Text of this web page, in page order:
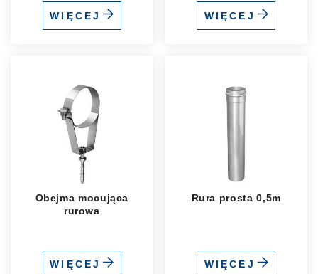
WIĘCEJ WIĘCEJ
Obejma mocująca
rurowa
WIĘCEJ
Rura prosta 0,5m
WIĘCEJ